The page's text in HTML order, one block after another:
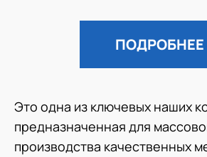
ПОДРОБНЕЕ
Это одна из ключевых наших
предназначенная для
производства качественных